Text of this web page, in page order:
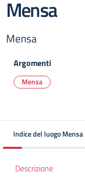
Mensa
Mensa
Argomenti
Mensa
Indice del luogo Mensa
Descrizione